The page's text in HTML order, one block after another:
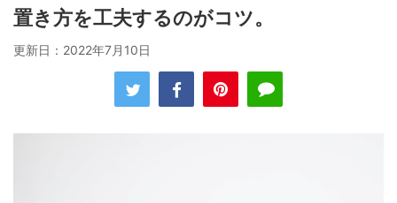
置き方を工夫するのがコツ。
更新日： 2022年7月10日